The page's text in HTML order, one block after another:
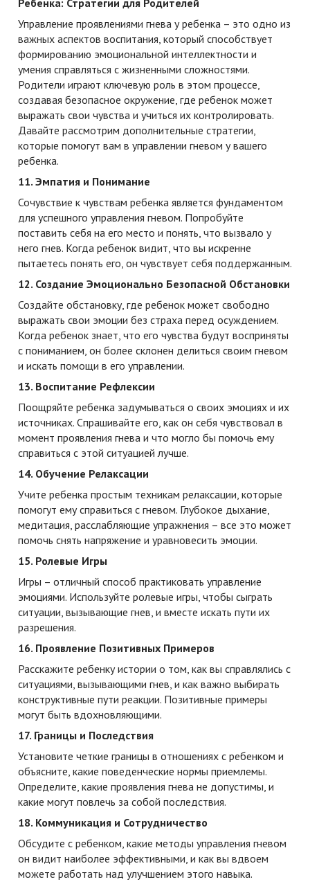
Управление проявлениями гнева у ребенка – это одно из
важных аспектов воспитания, который способствует
формированию эмоциональной интеллектности и
умения справляться с жизненными сложностями.
Родители играют ключевую роль в этом процессе,
создавая безопасное окружение, где ребенок может
выражать свои чувства и учиться их контролировать.
Давайте рассмотрим дополнительные стратегии,
которые помогут вам в управлении гневом у вашего
ребенка.
11. Эмпатия и Понимание
Сочувствие к чувствам ребенка является фундаментом
для успешного управления гневом. Попробуйте
поставить себя на его место и понять, что вызвало у
него гнев. Когда ребенок видит, что вы искренне
пытаетесь понять его, он чувствует себя поддержанным.
12. Создание Эмоционально Безопасной Обстановки
Создайте обстановку, где ребенок может свободно
выражать свои эмоции без страха перед осуждением.
Когда ребенок знает, что его чувства будут восприняты
с пониманием, он более склонен делиться своим гневом
и искать помощи в его управлении.
13. Воспитание Рефлексии
Поощряйте ребенка задумываться о своих эмоциях и их
источниках. Спрашивайте его, как он себя чувствовал в
момент проявления гнева и что могло бы помочь ему
справиться с этой ситуацией лучше.
14. Обучение Релаксации
Учите ребенка простым техникам релаксации, которые
помогут ему справиться с гневом. Глубокое дыхание,
медитация, расслабляющие упражнения – все это может
помочь снять напряжение и уравновесить эмоции.
15. Ролевые Игры
Игры – отличный способ практиковать управление
эмоциями. Используйте ролевые игры, чтобы сыграть
ситуации, вызывающие гнев, и вместе искать пути их
разрешения.
16. Проявление Позитивных Примеров
Расскажите ребенку истории о том, как вы справлялись с
ситуациями, вызывающими гнев, и как важно выбирать
конструктивные пути реакции. Позитивные примеры
могут быть вдохновляющими.
17. Границы и Последствия
Установите четкие границы в отношениях с ребенком и
объясните, какие поведенческие нормы приемлемы.
Определите, какие проявления гнева не допустимы, и
какие могут повлечь за собой последствия.
18. Коммуникация и Сотрудничество
Обсудите с ребенком, какие методы управления гневом
он видит наиболее эффективными, и как вы вдвоем
можете работать над улучшением этого навыка.